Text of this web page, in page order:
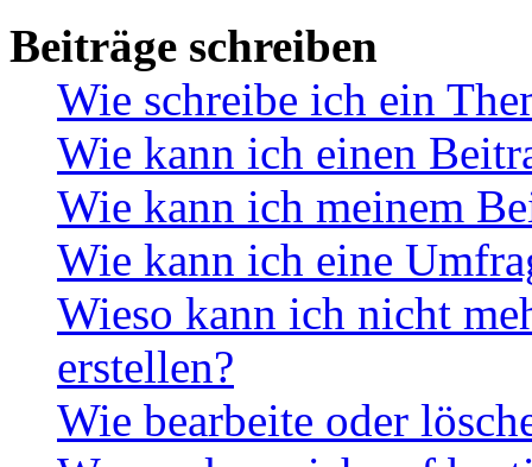
Beiträge schreiben
Wie schreibe ich ein
Wie kann ich einen
Wie kann ich meinem
Wie kann ich eine
Wieso kann ich nicht
erstellen?
Wie bearbeite oder